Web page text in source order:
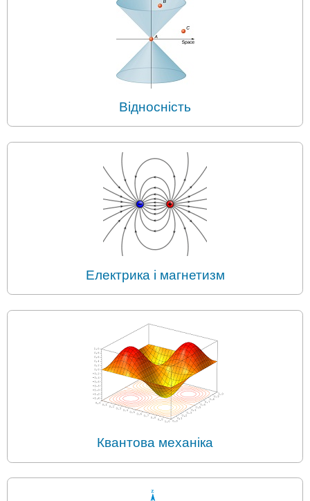
Відносність
Електрика і магнетизм
Квантова механіка